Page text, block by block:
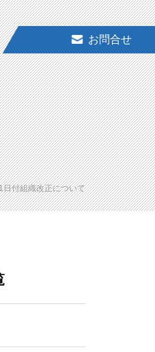
お問合せ
日付組織改正について